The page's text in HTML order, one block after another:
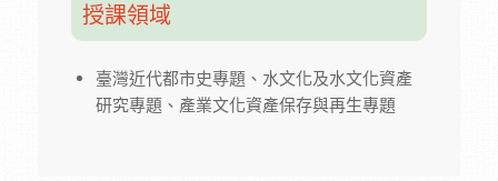
授課領域
臺灣近代都市史專題、水文化及水文化資產
研究專題、產業文化資產保存與再生專題